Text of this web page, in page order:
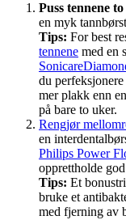
Puss tennene
en myk
Tips: For best
tennene med en
du
mer plakk enn
på bare to uker.
Rengjør
en
Philips Power
opprettholde
Tips: Et
bruke et
med fjerning av